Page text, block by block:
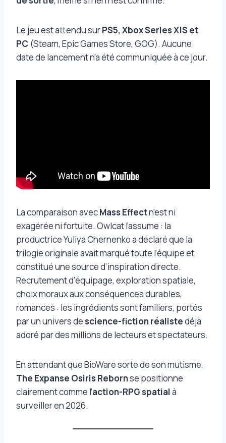
Le jeu est attendu surPS5, Xbox Series X|S et
PC (Steam, Epic Games Store, GOG). Aucune
date de lancement n’a été communiquée à ce jour.
La comparaison avecMass Effectn’est ni
exagérée ni fortuite. Owlcat l’assume : la
productrice Yuliya Chernenko a déclaré que la
trilogie originale avait marqué toute l’équipe et
constitué une source d’inspiration directe.
Recrutement d’équipage, exploration spatiale,
choix moraux aux conséquences durables,
romances : les ingrédients sont familiers, portés
par un univers de science-fiction réalistedéjà
adoré par des millions de lecteurs et spectateurs.
En attendant que BioWare sorte de son mutisme,
The Expanse Osiris Rebornse positionne
clairement comme l’action-RPG spatialà
surveiller en 2026.